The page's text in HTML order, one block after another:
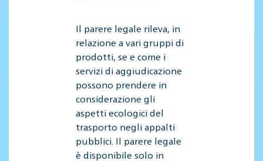
Il parere legale rileva, in
relazione a vari gruppi di
prodotti, se e come i
servizi di aggiudicazione
possono prendere in
considerazione gli
aspetti ecologici del
trasporto negli appalti
pubblici. Il parere legale
è disponibile solo in